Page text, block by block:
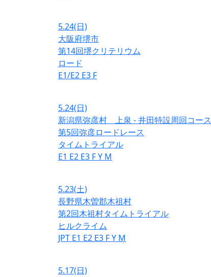
5.24(日)
大阪府堺市
第14回堺クリテリウム
ロード
E1/E2 E3 F
5.24(日)
新潟県弥彦村 上泉 - 井田特設周回コース
第5回弥彦ロードレース
タイムトライアル
E1 E2 E3 FY M
5.23(土)
長野県木曽郡木祖村
第2回木祖村タイムトライアル
ヒルクライム
JPT E1 E2 E3 FY M
5.17(日)